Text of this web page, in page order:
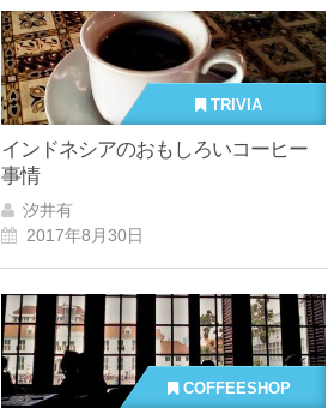
TRIVIA
インドネシアのおもしろいコーヒー
事情
汐井有
2017年8月30日
COFFEESHOP